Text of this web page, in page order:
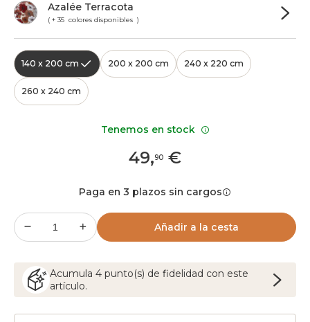
Azalée Terracota
( + 35 colores disponibles )
140 x 200 cm 200 x 200 cm 240 x 220 cm
260 x 240 cm
49,90 €
Paga en 3 plazos sin cargos
Añadir a la cesta
Acumula 4 punto(s) de fidelidad con este
artículo.